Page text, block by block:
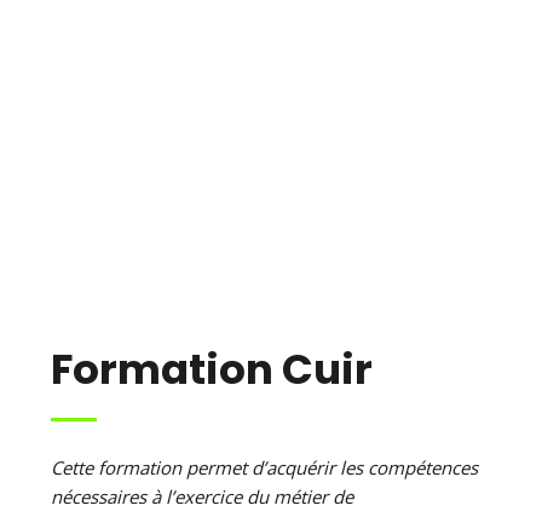
Formation Cuir
Cette formation permet d’acquérir les compétences
nécessaires à l’exercice du métier de